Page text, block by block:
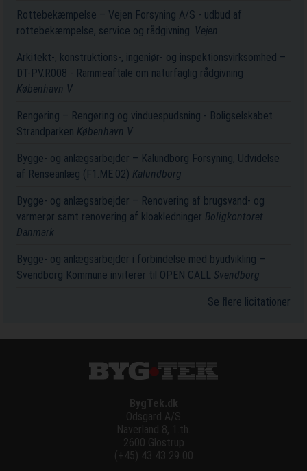
Rottebekæmpelse – Vejen Forsyning A/S - udbud af
rottebekæmpelse, service og rådgivning. Vejen
Arkitekt-, konstruktions-, ingeniør- og inspektionsvirksomhed –
DT-PV.R008 - Rammeaftale om naturfaglig rådgivning
København V
Rengøring – Rengøring og vinduespudsning - Boligselskabet
Strandparken København V
Bygge- og anlægsarbejder – Kalundborg Forsyning, Udvidelse
af Renseanlæg (F1.ME.02) Kalundborg
Bygge- og anlægsarbejder – Renovering af brugsvand- og
varmerør samt renovering af kloakledninger Boligkontoret
Danmark
Bygge- og anlægsarbejder i forbindelse med byudvikling –
Svendborg Kommune inviterer til OPEN CALL Svendborg
Se flere licitationer
BygTek.dk
Odsgard A/S
Naverland 8, 1.th.
2600 Glostrup
(+45) 43 43 29 00